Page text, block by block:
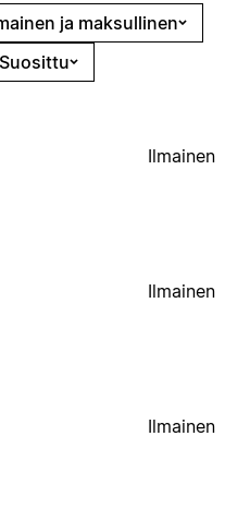
ja maksullinen
Suosittu
Ilmainen
Ilmainen
Ilmainen